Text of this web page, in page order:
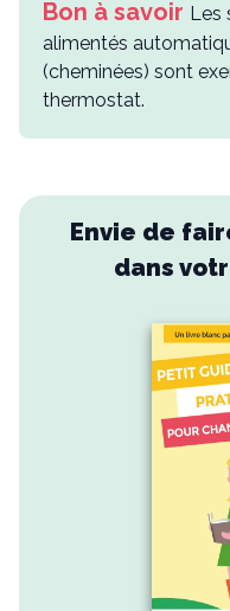
Les
alimentés
(cheminées) sont
thermostat.
Envie de
dans